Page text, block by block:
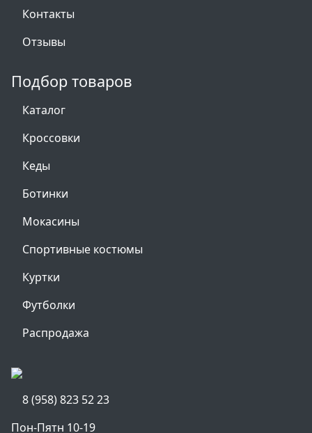
Контакты
Отзывы
Подбор товаров
Каталог
Кроссовки
Кеды
Ботинки
Мокасины
Спортивные костюмы
Куртки
Футболки
Распродажа
8 (958) 823 52 23
Пон-Пятн 10-19